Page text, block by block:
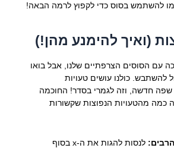
להשתמש בסוס כדי לקפוץ לרמה הבאה!
(ואיך להימנע מהן!)
עם הסוסים הצרפתיים שלנו, אבל בואו
להשתבש. כולנו עושים טעויות
חדשה, וזה לגמרי בסדר! החוכמה
כמה מהטעויות הנפוצות שקשורות
לנסות להגות את ה-x בסוף